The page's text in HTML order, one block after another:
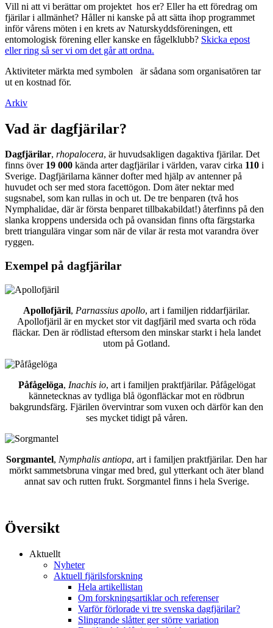
Vill ni att vi berättar om projektet hos er? Eller ha ett föredrag om
fjärilar i allmänhet? Håller ni kanske på att sätta ihop programmet
inför vårens möten i en krets av Naturskyddsföreningen, ett
entomologisk förening eller kanske en fågelklubb? Skicka epost
eller ring så ser vi om det går att ordna.
Aktiviteter märkta med symbolen
är sådana som organisatören tar
ut en kostnad för.
Arkiv
Vad är dagfjärilar?
Dagfjärilar, rhopalocera, är huvudsakligen dagaktiva fjärilar. Det
finns över 19 000 kända arter dagfjärilar i världen, varav cirka 110 i
Sverige. Dagfjärilarna känner dofter med hjälp av antenner på
huvudet och ser med stora facettögon. Dom äter nektar med
sugsnabel, som kan rullas in och ut. De tre benparen (två hos
Nymphalidae, där är första benparet tillbakabildat!) återfinns på den
slanka kroppens undersida och på ovansidan finns ofta färgstarka
brett triangulära vingar som när de vilar är resta mot varandra över
ryggen.
Exempel på dagfjärilar
Apollofjäril, Parnassius apollo, art i familjen riddarfjärilar.
Apollofjäril är en mycket stor vit dagfjäril med svarta och röda
fläckar. Den är rödlistad eftersom den minskar starkt i hela landet
utom på Gotland.
Påfågelöga, Inachis io, art i familjen praktfjärilar. Påfågelögat
kännetecknas av tydliga blå ögonfläckar mot en rödbrun
bakgrundsfärg. Fjärilen övervintrar som vuxen och därför kan den
ses mycket tidigt på våren.
Sorgmantel, Nymphalis antiopa, art i familjen praktfjärilar. Den har
mörkt sammetsbruna vingar med bred, gul ytterkant och äter bland
annat sav och rutten frukt. Sorgmantel finns i hela Sverige.
Översikt
Aktuellt
Nyheter
Aktuell fjärilsforskning
Hela artikellistan
Om forskningsartiklar och referenser
Varför förlorade vi tre svenska dagfjärilar?
Slingrande slåtter ger större variation